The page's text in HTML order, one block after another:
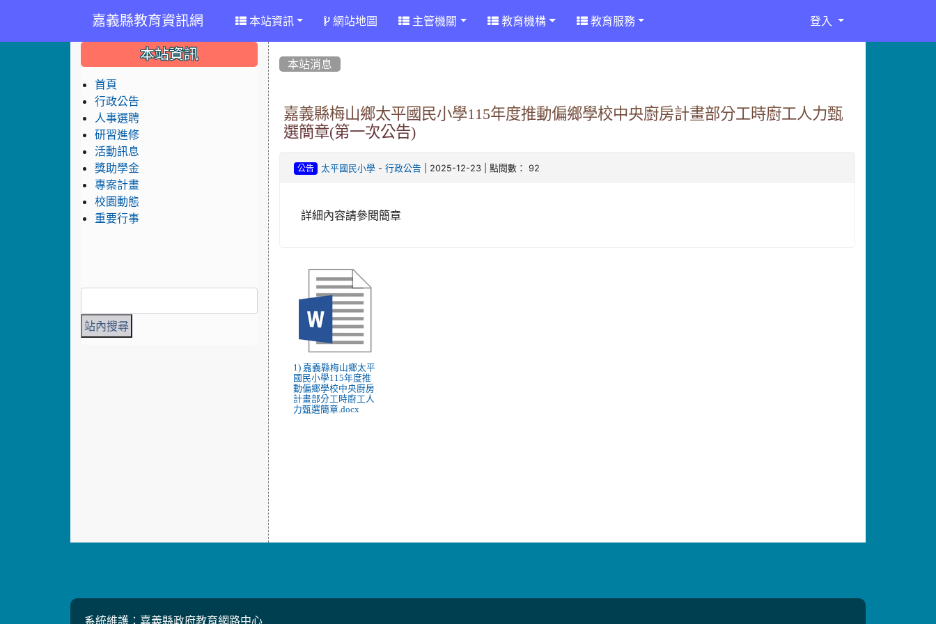
嘉義縣教育資訊網 本站資訊 網站地圖 主管機關 教育機構 教育服務 登入
本站消息
嘉義縣梅山鄉太平國民小學115年度推動偏鄉學校中央廚房計畫部分工時廚工人力甄
選簡章(第一次公告)
公告 太平國民小學 - 行政公告 | 2025-12-23 | 點閱數： 92
詳細內容請參閱簡章
1) 嘉義縣梅山鄉太平
國民小學115年度推
動偏鄉學校中央廚房
計畫部分工時廚工人
力甄選簡章.docx
::: 本站資訊
首頁
行政公告
人事選聘
研習進修
活動訊息
獎助學金
專案計畫
校園動態
重要行事
系統維護：嘉義縣政府教育網路中心